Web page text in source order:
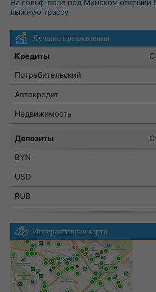
На гольф-поле под Минском открыли
лыжную трассу
Лучшие предложения
Кредиты
Потребительский
Автокредит
Недвижимость
Депозиты
BYN
USD
RUB
Интерактивная карта